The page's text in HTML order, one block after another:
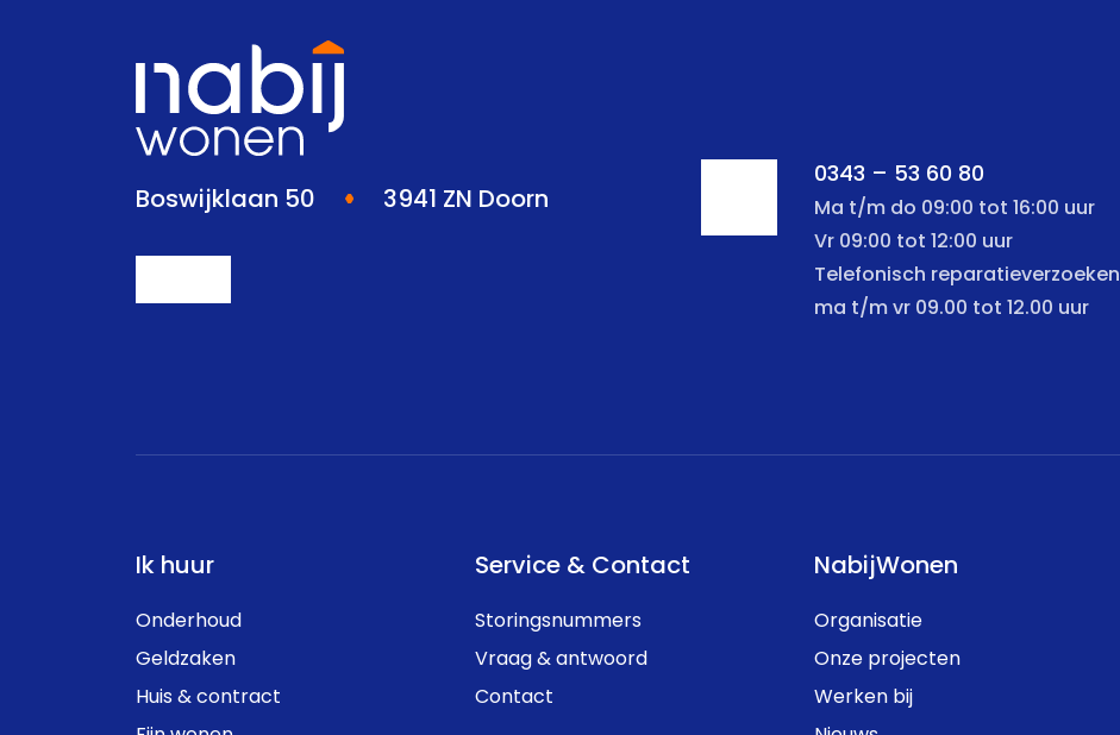
Boswijklaan 50 3941 ZN Doorn
0343 – 53 60 80
Ma t/m do 09:00 tot 16:00 uur
Vr 09:00 tot 12:00 uur
Telefonisch reparatieverzoeken
ma t/m vr 09.00 tot 12.00 uur
Ik huur
Onderhoud
Geldzaken
Huis & contract
Service & Contact
Storingsnummers
Vraag & antwoord
Contact
NabijWonen
Organisatie
Onze projecten
Werken bij